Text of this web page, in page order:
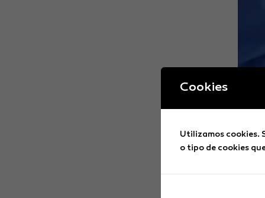
Cookies
Utilizamos cookies.
o tipo de cookies